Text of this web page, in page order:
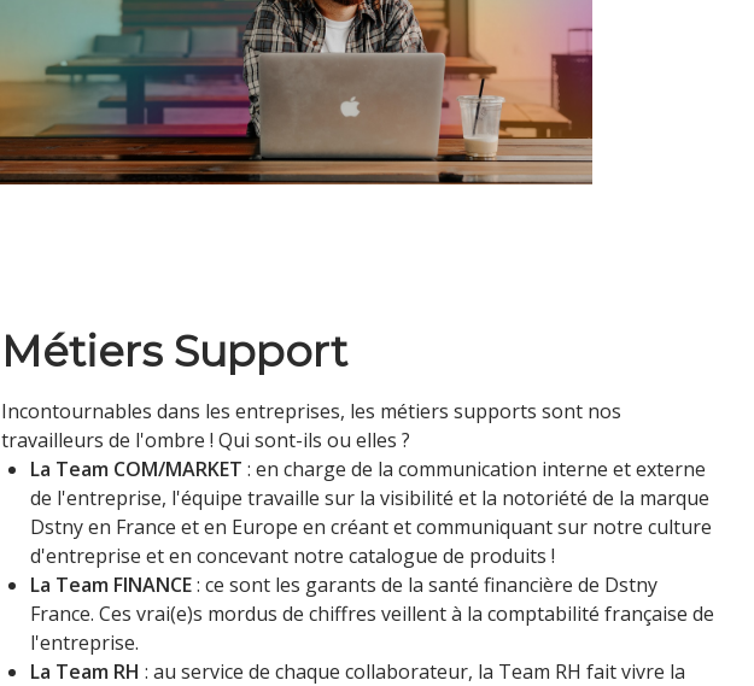
Métiers Support
Incontournables dans les entreprises, les métiers supports sont nos
travailleurs de l'ombre ! Qui sont-ils ou elles ?
La Team COM/MARKET : en charge de la communication interne et externe
de l'entreprise, l'équipe travaille sur la visibilité et la notoriété de la marque
Dstny en France et en Europe en créant et communiquant sur notre culture
d'entreprise et en concevant notre catalogue de produits !
La Team FINANCE: ce sont les garants de la santé financière de Dstny
France. Ces vrai(e)s mordus de chiffres veillent à la comptabilité française de
l'entreprise.
La Team RH : au service de chaque collaborateur, la Team RH fait vivre la